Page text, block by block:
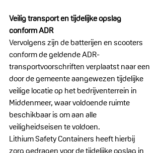
Veilig transport en tijdelijke opslag
conform ADR
Vervolgens zijn de batterijen en scooters
conform de geldende ADR-
transportvoorschriften verplaatst naar een
door de gemeente aangewezen tijdelijke
veilige locatie op het bedrijventerrein in
Middenmeer, waar voldoende ruimte
beschikbaar is om aan alle
veiligheidseisen te voldoen.
Lithium Safety Containers heeft hierbij
zorg gedragen voor de tijdelijke opslag in